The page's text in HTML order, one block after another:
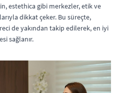
estethica gibi merkezler, etik ve
dikkat çeker. Bu süreçte,
de yakından takip edilerek, en iyi
sağlanır.